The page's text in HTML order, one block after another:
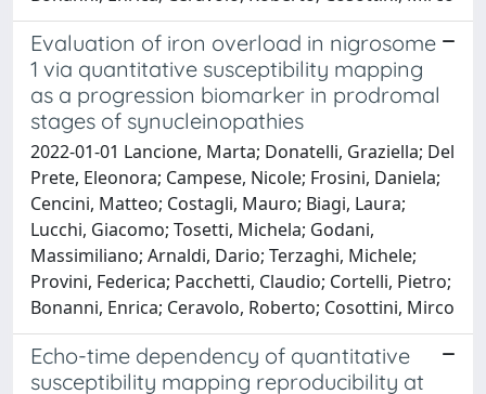
Evaluation of iron overload in nigrosome
1 via quantitative susceptibility mapping
as a progression biomarker in prodromal
stages of synucleinopathies
2022-01-01 Lancione, Marta; Donatelli, Graziella; Del
Prete, Eleonora; Campese, Nicole; Frosini, Daniela;
Cencini, Matteo; Costagli, Mauro; Biagi, Laura;
Lucchi, Giacomo; Tosetti, Michela; Godani,
Massimiliano; Arnaldi, Dario; Terzaghi, Michele;
Provini, Federica; Pacchetti, Claudio; Cortelli, Pietro;
Bonanni, Enrica; Ceravolo, Roberto; Cosottini, Mirco
Echo-time dependency of quantitative
susceptibility mapping reproducibility at